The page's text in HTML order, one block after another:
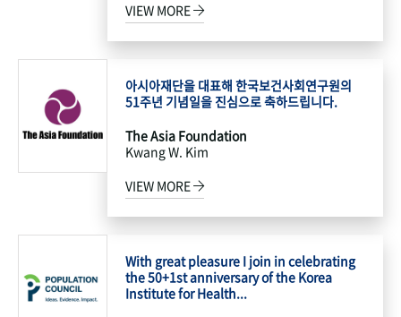
VIEW MORE
아시아재단을 대표해 한국보건사회연구원의
51주년 기념일을 진심으로 축하드립니다.
The Asia Foundation
Kwang W. Kim
VIEW MORE
With great pleasure I join in celebrating
the 50+1st anniversary of the Korea
Institute for Health...